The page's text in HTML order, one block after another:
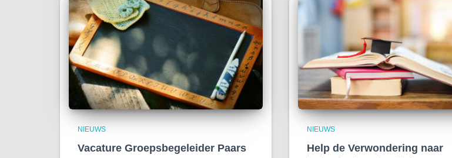
NIEUWS
Vacature Groepsbegeleider Paars
NIEUWS
Help de Verwondering naar